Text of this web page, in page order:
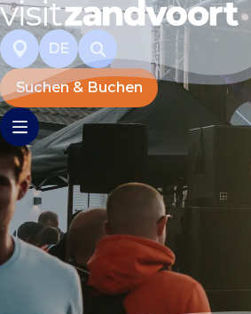
DE
Suchen & Buchen